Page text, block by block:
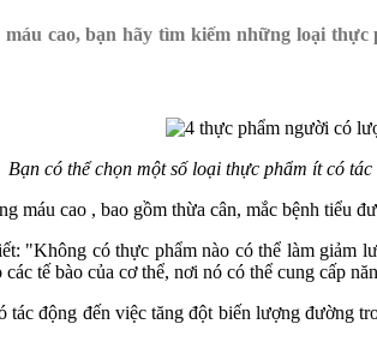
cao, bạn hãy tìm kiếm những loại
Bạn có thể chọn một số loại thực phẩm ít có
máu cao , bao gồm thừa cân, mắc bệnh tiểu
"Không có thực phẩm nào có thể làm giảm
tế bào của cơ thể, nơi nó có thể cung cấp
động đến việc tăng đột biến lượng